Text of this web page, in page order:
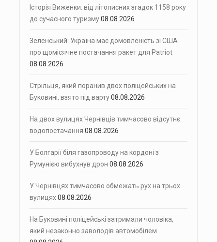
Історія Виженки: від літописних згадок 1158 року
до сучасного туризму08.08.2026
Зеленський: Україна має домовленість зі США
про щомісячне постачання ракет для Patriot
08.08.2026
Стрільця, який поранив двох поліцейських на
Буковині, взято під варту08.08.2026
На двох вулицях Чернівців тимчасово відсутнє
водопостачання 08.08.2026
У Болгарії біля газопроводу на кордоні з
Румунією вибухнув дрон 08.08.2026
У Чернівцях тимчасово обмежать рух на трьох
вулицях08.08.2026
На Буковині поліцейські затримали чоловіка,
який незаконно заволодів автомобілем